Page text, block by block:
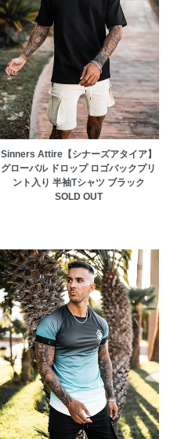
Sinners Attire【シナーズアタイア】
グローバル ドロップ ロゴバックプリ
ント入り 半袖Tシャツ ブラック
SOLD OUT